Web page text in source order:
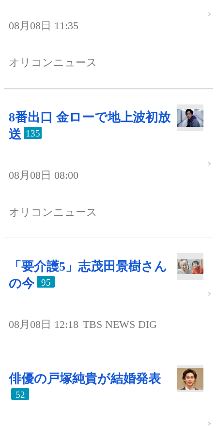
08月08日 11:35
オリコンニュース
8番出口 金ローで地上波初放
送 135
08月08日 08:00
オリコンニュース
「要介護5」志茂田景樹さん
の今
95
08月08日 12:18 TBS NEWS DIG
俳優の戸塚純貴が結婚発表
52